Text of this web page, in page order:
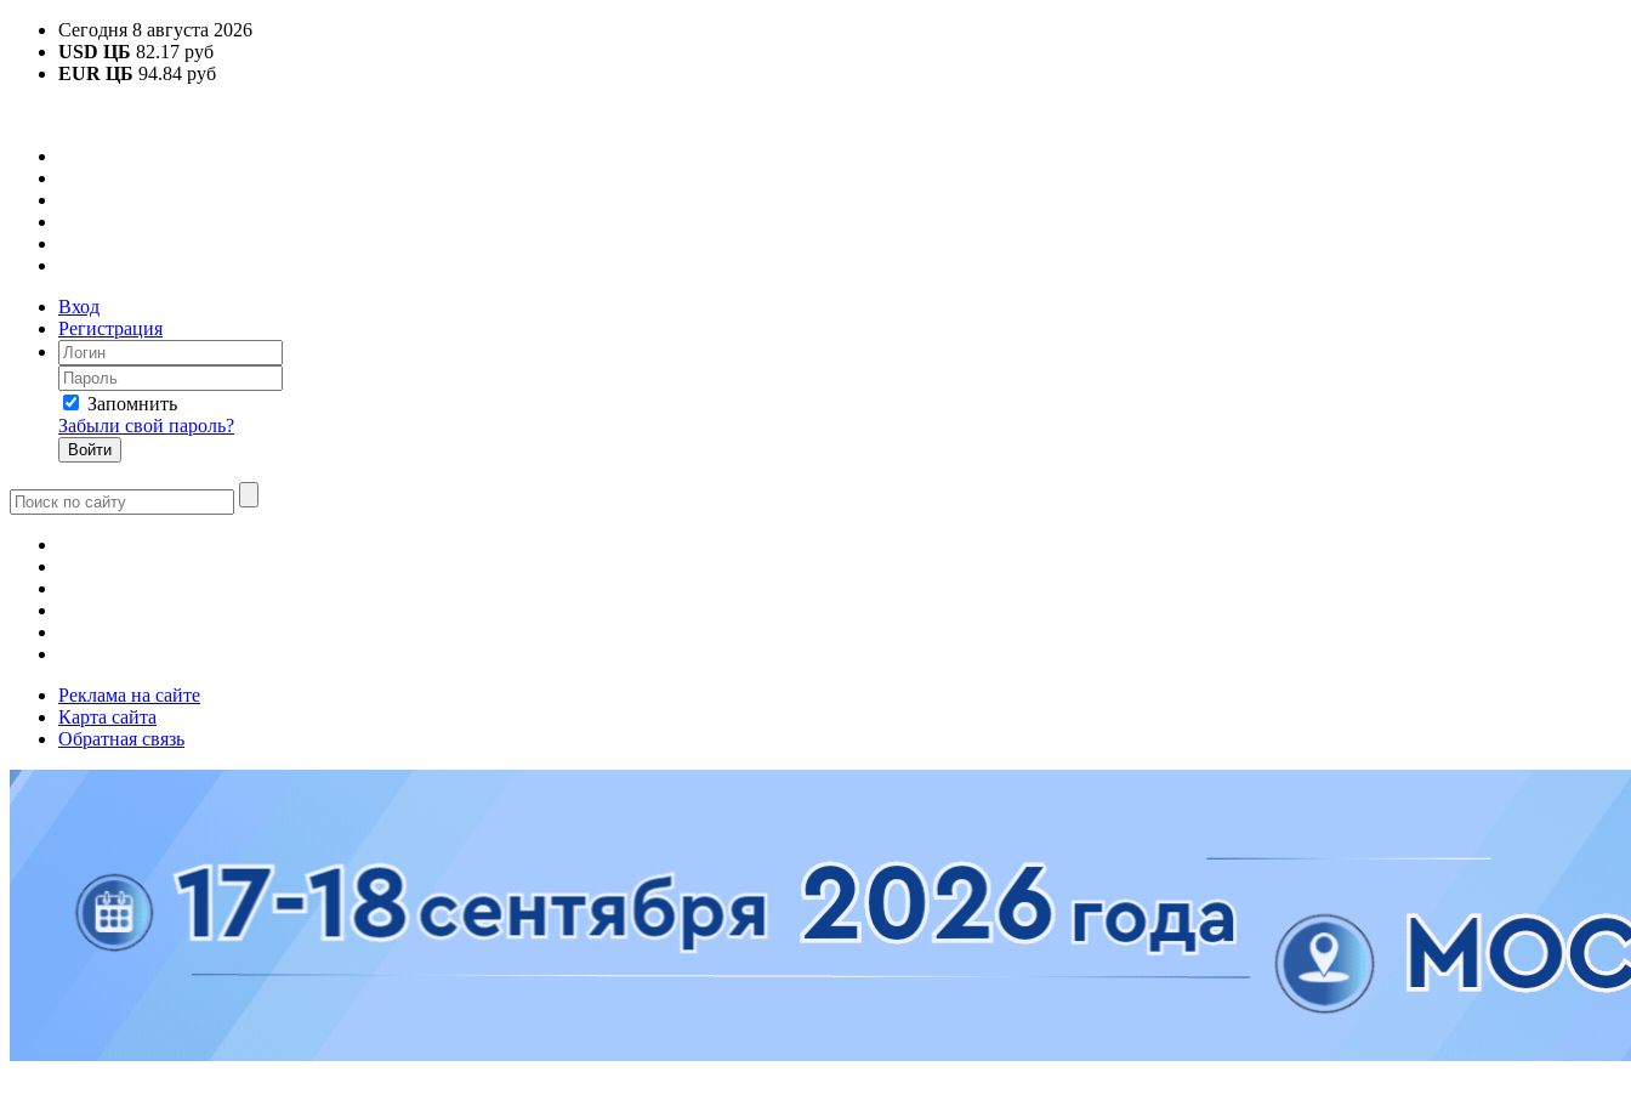
Сегодня 8 августа 2026
USD ЦБ 82.17 руб
EUR ЦБ 94.84 руб
Вход
Регистрация
Запомнить
Забыли свой пароль?
Реклама на сайте
Карта сайта
Обратная связь